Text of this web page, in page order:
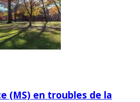
(MS) en troubles de la